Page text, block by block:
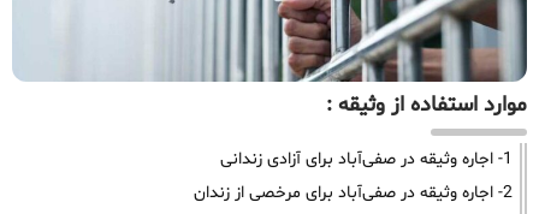
موارد استفاده از وثیقه :
1- اجاره وثیقه در صفی‌آباد برای آزادی زندانی
2- اجاره وثیقه در صفی‌آباد برای مرخصی از زندان